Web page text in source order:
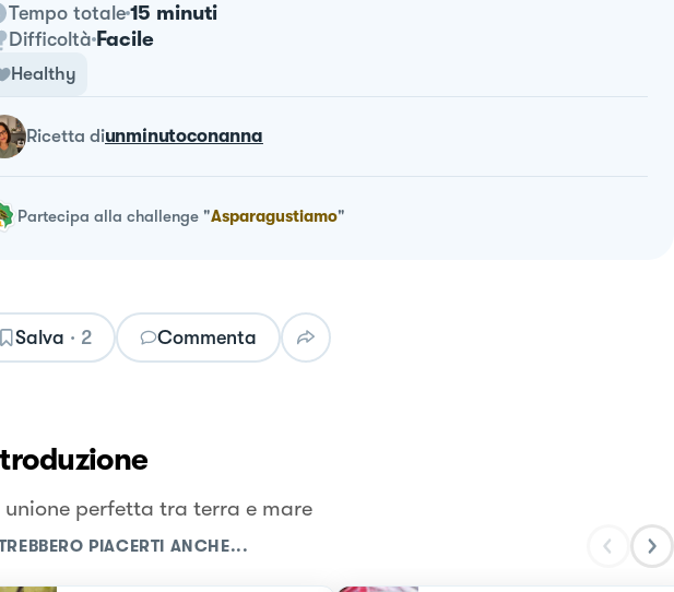
Tempo totale 15 minuti
Difficoltà Facile
Healthy
ricetta diunminutoconanna
Partecipa alla challenge"Asparagustiamo"
Salva · 2 Commenta
unione perfetta tra terra e mare
PIACERTI ANCHE...